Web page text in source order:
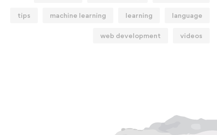
language
learning
machine learning
tips
videos
web development